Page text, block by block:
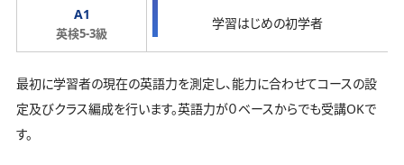
A1
英検5-3級
学習はじめの初学者
最初に学習者の現在の英語力を測定し、能力に合わせてコースの設
定及びクラス編成を行います。英語力が０ベースからでも受講OKで
す。